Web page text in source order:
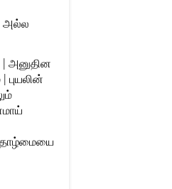
அல்ல
| அனுதின
புயலின்
தாழ்மையை